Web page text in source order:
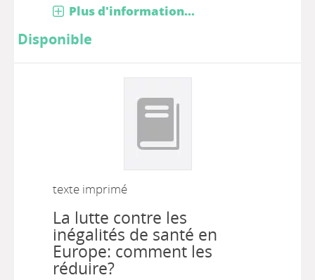
Plus d'information...
Disponible
texte imprimé
La lutte contre les
inégalités de santé en
Europe: comment les
réduire?